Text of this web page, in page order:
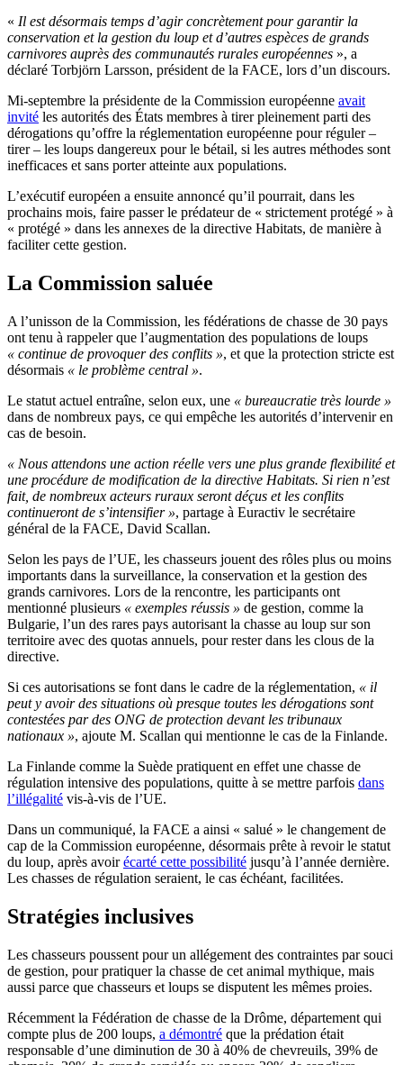
« Il est désormais temps d’agir concrètement pour garantir la
conservation et la gestion du loup et d’autres espèces de grands
carnivores auprès des communautés rurales européennes », a
déclaré Torbjörn Larsson, président de la FACE, lors d’un discours.
Mi-septembre la présidente de la Commission européenne avait
invité les autorités des États membres à tirer pleinement parti des
dérogations qu’offre la réglementation européenne pour réguler –
tirer – les loups dangereux pour le bétail, si les autres méthodes sont
inefficaces et sans porter atteinte aux populations.
L’exécutif européen a ensuite annoncé qu’il pourrait, dans les
prochains mois, faire passer le prédateur de « strictement protégé » à
« protégé » dans les annexes de la directive Habitats, de manière à
faciliter cette gestion.
La Commission saluée
A l’unisson de la Commission, les fédérations de chasse de 30 pays
ont tenu à rappeler que l’augmentation des populations de loups
« continue de provoquer des conflits », et que la protection stricte est
désormais « le problème central ».
Le statut actuel entraîne, selon eux, une « bureaucratie très lourde »
dans de nombreux pays, ce qui empêche les autorités d’intervenir en
cas de besoin.
« Nous attendons une action réelle vers une plus grande flexibilité et
une procédure de modification de la directive Habitats. Si rien n’est
fait, de nombreux acteurs ruraux seront déçus et les conflits
continueront de s’intensifier », partage à Euractiv le secrétaire
général de la FACE, David Scallan.
Selon les pays de l’UE, les chasseurs jouent des rôles plus ou moins
importants dans la surveillance, la conservation et la gestion des
grands carnivores. Lors de la rencontre, les participants ont
mentionné plusieurs « exemples réussis » de gestion, comme la
Bulgarie, l’un des rares pays autorisant la chasse au loup sur son
territoire avec des quotas annuels, pour rester dans les clous de la
directive.
Si ces autorisations se font dans le cadre de la réglementation, « il
peut y avoir des situations où presque toutes les dérogations sont
contestées par des ONG de protection devant les tribunaux
nationaux », ajoute M. Scallan qui mentionne le cas de la Finlande.
La Finlande comme la Suède pratiquent en effet une chasse de
régulation intensive des populations, quitte à se mettre parfois dans
l’illégalité vis-à-vis de l’UE.
Dans un communiqué, la FACE a ainsi « salué » le changement de
cap de la Commission européenne, désormais prête à revoir le statut
du loup, après avoirécarté cette possibilité jusqu’à l’année dernière.
Les chasses de régulation seraient, le cas échéant, facilitées.
Stratégies inclusives
Les chasseurs poussent pour un allégement des contraintes par souci
de gestion, pour pratiquer la chasse de cet animal mythique, mais
aussi parce que chasseurs et loups se disputent les mêmes proies.
Récemment la Fédération de chasse de la Drôme, département qui
compte plus de 200 loups, a démontré que la prédation était
responsable d’une diminution de 30 à 40% de chevreuils, 39% de